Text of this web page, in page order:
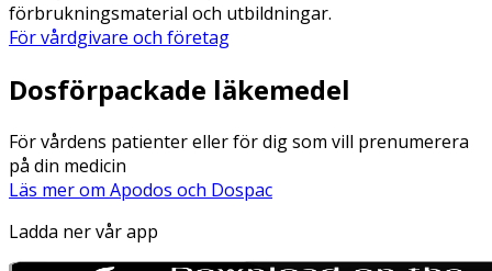
förbrukningsmaterial och utbildningar.
För vårdgivare och företag
Dosförpackade läkemedel
För vårdens patienter eller för dig som vill prenumerera
på din medicin
Läs mer om Apodos och Dospac
Ladda ner vår app